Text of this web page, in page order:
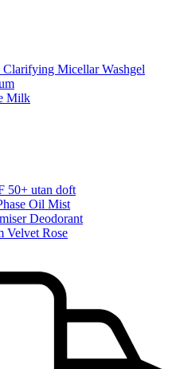
Micellar Washgel
Milk
50+ utan doft
Oil Mist
Deodorant
Velvet Rose